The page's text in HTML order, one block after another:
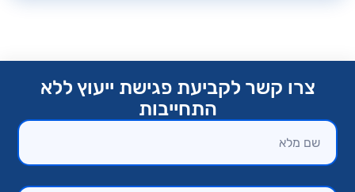
צרו קשר לקביעת פגישת ייעוץ ללא
התחייבות​